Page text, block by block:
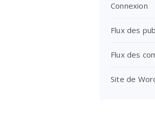
Connexion
Flux des
Flux des
Site de